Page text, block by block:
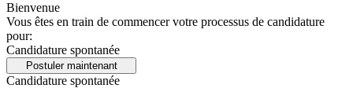
Bienvenue
Vous êtes en train de commencer votre processus de candidature
pour:
Candidature spontanée
Postuler maintenant
Candidature spontanée